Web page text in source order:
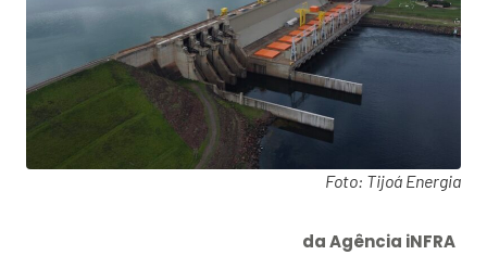
Foto: Tijoá Energia
da Agência iNFRA